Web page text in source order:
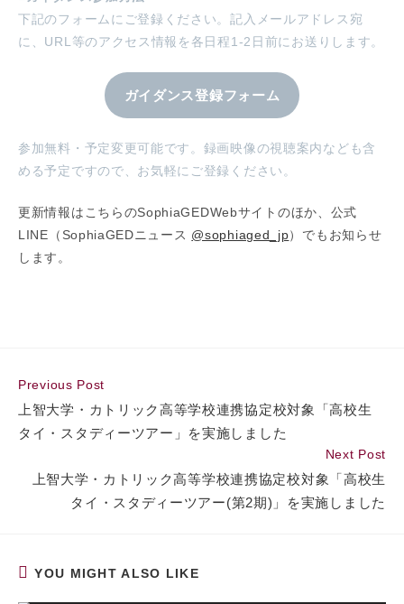
下記のフォームにご登録ください。記入メールアドレス宛
に、URL等のアクセス情報を各日程1-2日前にお送りします。
ガイダンス登録フォーム
参加無料・予定変更可能です。録画映像の視聴案内なども含
める予定ですので、お気軽にご登録ください。
更新情報はこちらのSophiaGEDWebサイトのほか、公式
LINE（SophiaGEDニュース @sophiaged_jp）でもお知らせ
します。
Read
more
articles
Previous Post
上智大学・カトリック高等学校連携協定校対象「高校生
タイ・スタディーツアー」を実施しました
Next Post
上智大学・カトリック高等学校連携協定校対象「高校生
タイ・スタディーツアー(第2期)」を実施しました
YOU MIGHT ALSO LIKE